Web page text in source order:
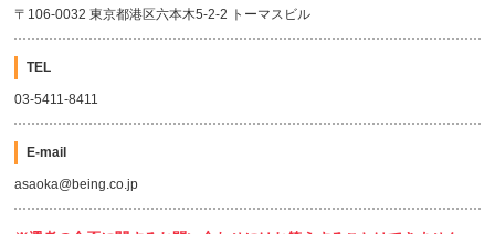
〒106-0032 東京都港区六本木5-2-2 トーマスビル
TEL
03-5411-8411
E-mail
asaoka@being.co.jp